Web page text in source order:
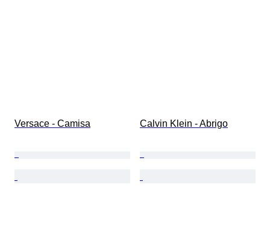
Versace - Camisa Calvin Klein - Abrigo